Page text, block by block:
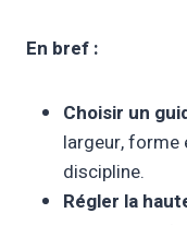
En bref :
Choisir un
largeur, forme
discipline.
Régler la